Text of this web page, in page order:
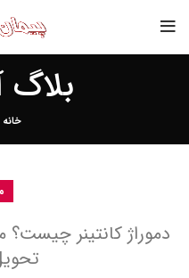
خانه
دموراژ کانتینر چیست؟